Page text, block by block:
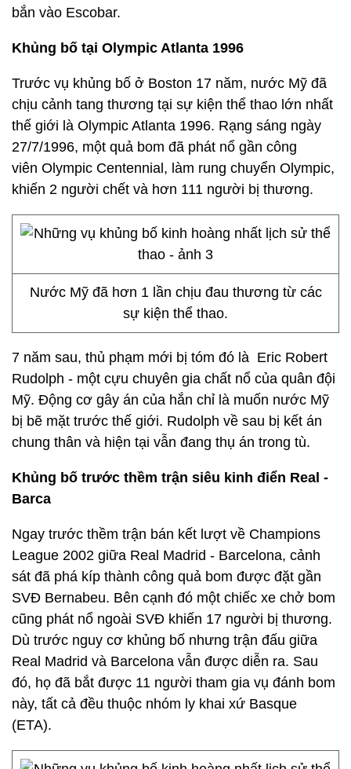
bắn vào Escobar.
Khủng bố tại Olympic Atlanta 1996
Trước vụ khủng bố ở Boston 17 năm, nước Mỹ đã
chịu cảnh tang thương tại sự kiện thể thao lớn nhất
thế giới là Olympic Atlanta 1996. Rạng sáng ngày
27/7/1996, một quả bom đã phát nổ gần công
viên Olympic Centennial, làm rung chuyển Olympic,
khiến 2 người chết và hơn 111 người bị thương.
Nước Mỹ đã hơn 1 lần chịu đau thương từ các
sự kiện thể thao.
7 năm sau, thủ phạm mới bị tóm đó là Eric Robert
Rudolph - một cựu chuyên gia chất nổ của quân đội
Mỹ. Động cơ gây án của hắn chỉ là muốn nước Mỹ
bị bẽ mặt trước thế giới. Rudolph về sau bị kết án
chung thân và hiện tại vẫn đang thụ án trong tù.
Khủng bố trước thềm trận siêu kinh điển Real -
Barca
Ngay trước thềm trận bán kết lượt về Champions
League 2002 giữa Real Madrid - Barcelona, cảnh
sát đã phá kíp thành công quả bom được đặt gần
SVĐ Bernabeu. Bên cạnh đó một chiếc xe chở bom
cũng phát nổ ngoài SVĐ khiến 17 người bị thương.
Dù trước nguy cơ khủng bố nhưng trận đấu giữa
Real Madrid và Barcelona vẫn được diễn ra. Sau
đó, họ đã bắt được 11 người tham gia vụ đánh bom
này, tất cả đều thuộc nhóm ly khai xứ Basque
(ETA).